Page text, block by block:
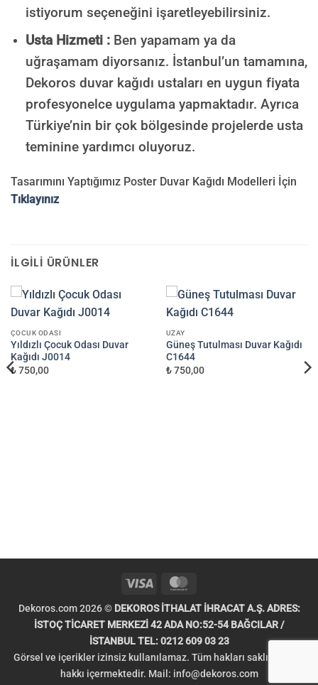
istiyorum seçeneğini işaretleyebilirsiniz.
Usta Hizmeti :Ben yapamam ya da
uğraşamam diyorsanız. İstanbul’un tamamına,
Dekoros duvar kağıdı ustaları en uygun fiyata
profesyonelce uygulama yapmaktadır. Ayrıca
Türkiye’nin bir çok bölgesinde projelerde usta
teminine yardımcı oluyoruz.
Tasarımını Yaptığımız Poster Duvar Kağıdı Modelleri İçin
Tıklayınız
İLGILI ÜRÜNLER
ÇOCUK ODASI
Yıldızlı Çocuk Odası Duvar
Kağıdı J0014
₺ 750,00
UZAY
Güneş Tutulması Duvar Kağıdı
C1644
₺ 750,00
Visa
Dekoros.com 2026 © DEKOROS İTHALAT İHRACAT A.Ş. ADRES:
İSTOÇ TİCARET MERKEZİ 42 ADA NO:52-54 BAĞCILAR /
İSTANBUL TEL: 0212 609 03 23
Görsel ve içerikler izinsiz kullanılamaz. Tüm hakları saklıdır. Telif
hakkı içermektedir. Mail: info@dekoros.com